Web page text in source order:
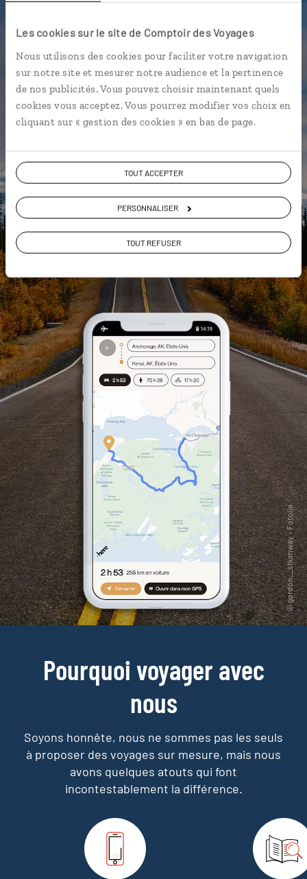
Les cookies sur le site de Comptoir des Voyages
Nous utilisons des cookies pour faciliter votre navigation
sur notre site et mesurer notre audience et la pertinence
de nos publicités. Vous pouvez choisir maintenant quels
cookies vous acceptez. Vous pourrez modifier vos choix en
cliquant sur « gestion des cookies » en bas de page.
TOUT ACCEPTER
PERSONNALISER
TOUT REFUSER
l'appli qui vous guide en Alaska
L’itinéraire vers votrebed and
breakfasten 1 clic
Notre sélection dedinerset
tavernes locales
Les plus beaux parcs nationaux
géolocalisés
L'album souvenirs à composer
vous-même
Pourquoi voyager avec
nous
Soyons honnête, nous ne sommes pas les seuls
à proposer des voyages sur mesure, mais nous
avons quelques atouts qui font
incontestablement la différence.